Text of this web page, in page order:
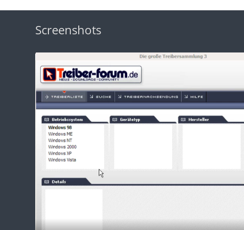
Screenshots